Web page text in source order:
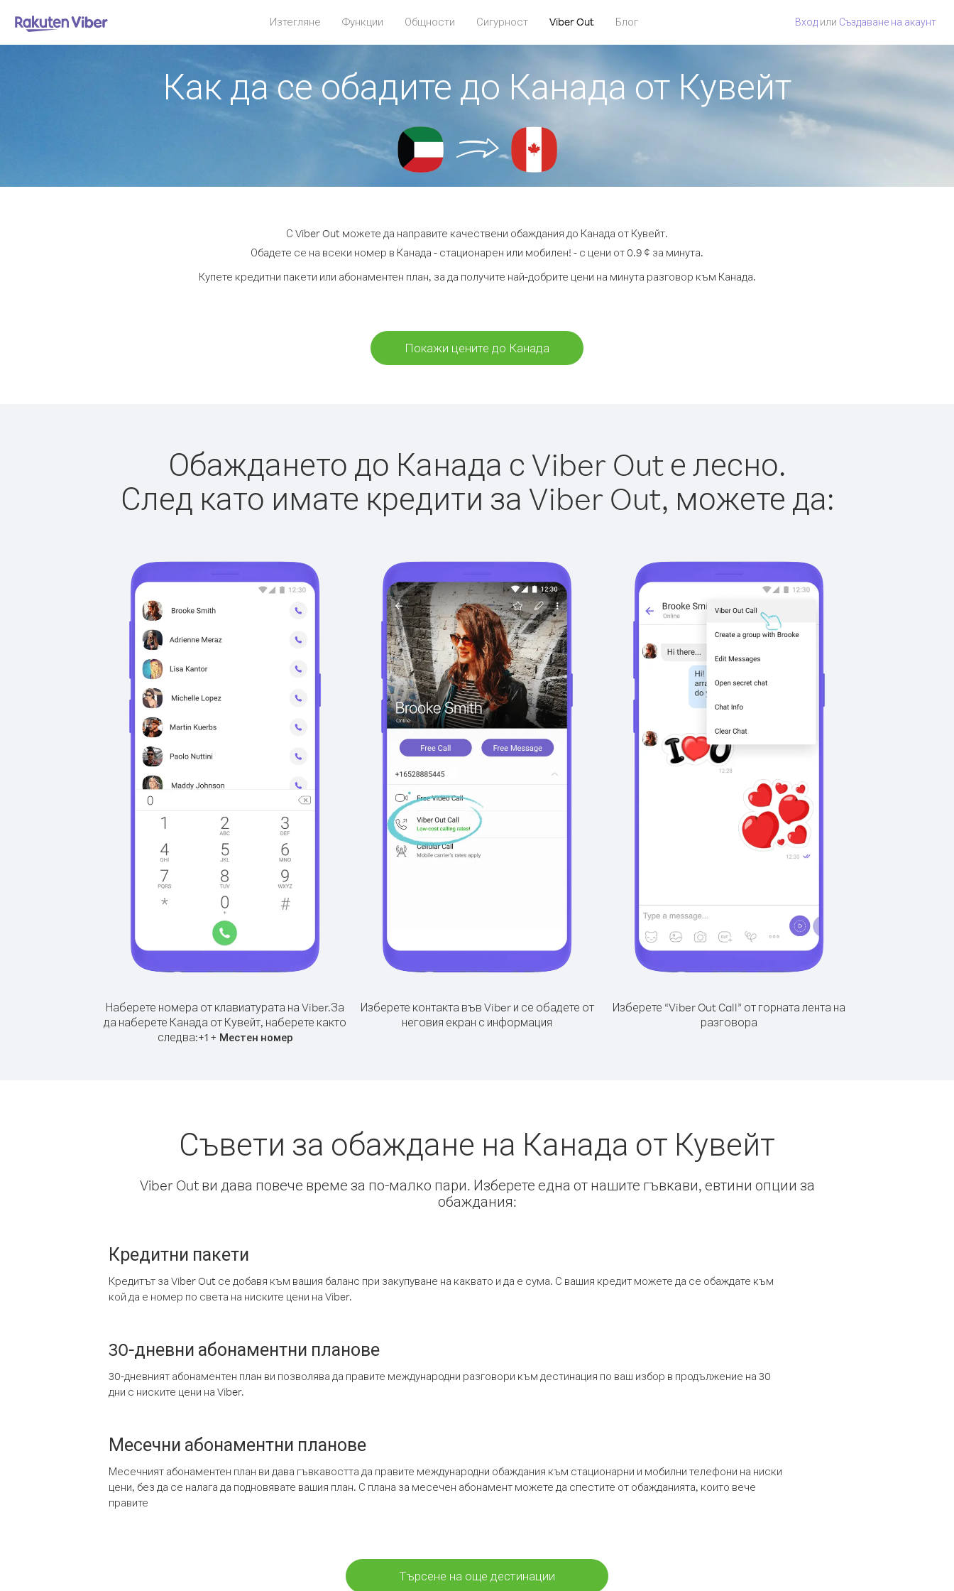
Изтегляне Функции Общности Сигурност Viber Out Блог Вход или Създаване на акаунт
Как да се обадите до Канада от Кувейт
С Viber Out можете да направите качествени обаждания до Канада от Кувейт.
Обадете се на всеки номер в Канада - стационарен или мобилен! - с цени от 0.9 ¢ за минута.
Купете кредитни пакети или абонаментен план, за да получите най-добрите цени на минута разговор към Канада.
Покажи цените до Канада
Обаждането до Канада с Viber Out е лесно.
След като имате кредити за Viber Out, можете да:
Наберете номера от клавиатурата на Viber.За
да наберете Канада от Кувейт, наберете както
следва:+1+ Местен номер
Изберете контакта във Viber и се обадете от
неговия екран с информация
Изберете “Viber Out Call” от горната лента на
разговора
Съвети за обаждане на Канада от Кувейт
Viber Out ви дава повече време за по-малко пари. Изберете една от нашите гъвкави, евтини опции за
обаждания:
Кредитни пакети
Кредитът за Viber Out се добавя към вашия баланс при закупуване на каквато и да е сума. С вашия кредит можете да се обаждате към
кой да е номер по света на ниските цени на Viber.
30-дневни абонаментни планове
30-дневният абонаментен план ви позволява да правите международни разговори към дестинация по ваш избор в продължение на 30
дни с ниските цени на Viber.
Месечни абонаментни планове
Месечният абонаментен план ви дава гъвкавостта да правите международни обаждания към стационарни и мобилни телефони на ниски
цени, без да се налага да подновявате вашия план. С плана за месечен абонамент можете да спестите от обажданията, които вече
правите
Търсене на още дестинации